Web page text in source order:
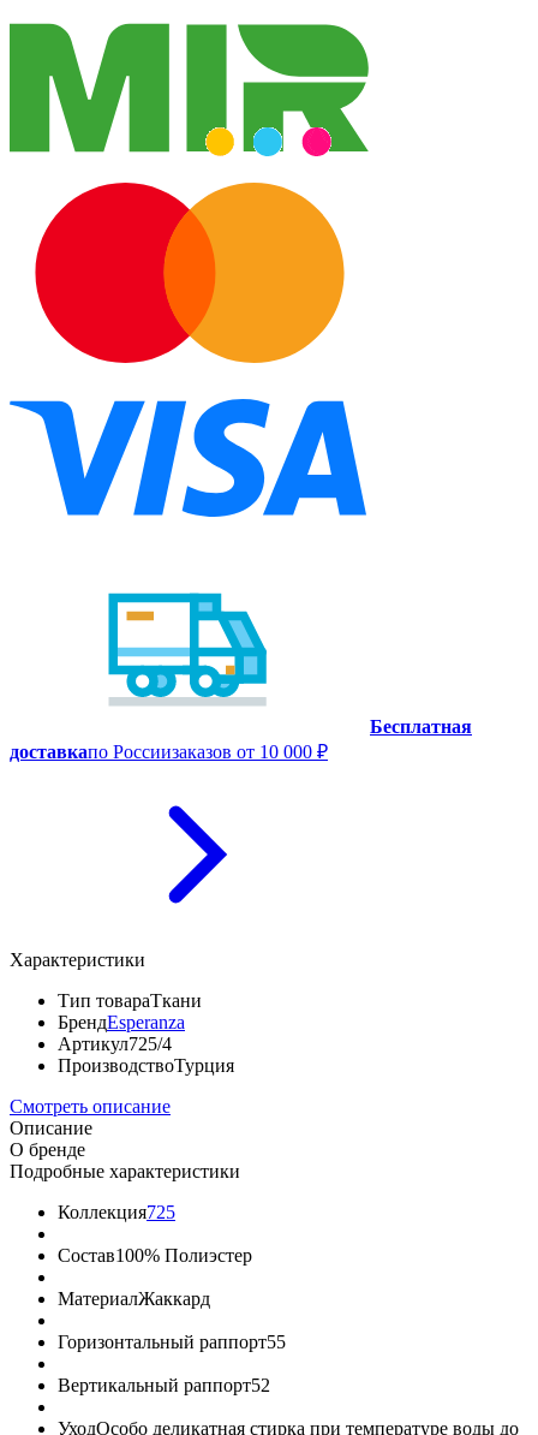
Бесплатная
доставкапо Россиизаказов от 10 000 ₽
Характеристики
Тип товараТкани
БрендEsperanza
Артикул725/4
ПроизводствоТурция
Смотреть описание
Описание
О бренде
Подробные характеристики
Коллекция725
Состав100% Полиэстер
МатериалЖаккард
Горизонтальный раппорт55
Вертикальный раппорт52
УходОсобо деликатная стирка при температуре воды до